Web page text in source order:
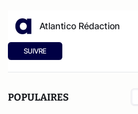
Atlantico Rédaction
SUIVRE
POPULAIRES